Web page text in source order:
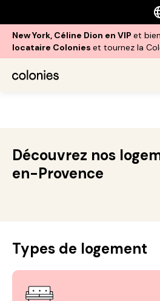
New York, Céline Dion en VIP et
locataire Colonies et tournez la
Découvrez nos
en-Provence
Types de logement